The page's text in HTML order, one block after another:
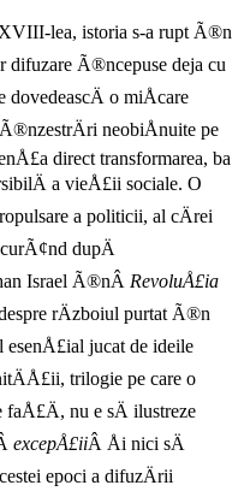
XVIII-lea, istoria s-a rupt Ã®n
difuzare Ã®ncepuse deja cu
o miÅcare
neobiÅnuite pe
direct transformarea, ba
a vieÅ£ii sociale. O
a politicii, al cÄrei
dupÄ
Israel Ã®nÂ RevoluÅ£ia
rÄzboiul purtat Ã®n
esenÅ£ial jucat de ideile
trilogie pe care o
nu e sÄ ilustreze
excepÅ£iiÂ Åi nici sÄ
epoci a difuzÄrii